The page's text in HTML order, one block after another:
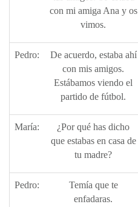
con mi amiga Ana y os
vimos.
Pedro:
De acuerdo, estaba ahí
con mis amigos.
Estábamos viendo el
partido de fútbol.
María:
¿Por qué has dicho
que estabas en casa de
tu madre?
Pedro:
Temía que te
enfadaras.